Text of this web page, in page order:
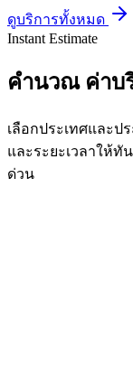
ดูบริการทั้งหมด
Instant Estimate
คำนวณ ค่าบ
เลือกประเทศและป
และระยะเวลาให้
ด่วน